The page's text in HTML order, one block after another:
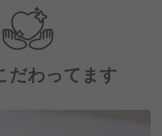
せんか？
。
」の事業テーマは、単に飲食店
、「人と人との出会いの場」を
す。
次世代に欠かせないインフラと
だわってます